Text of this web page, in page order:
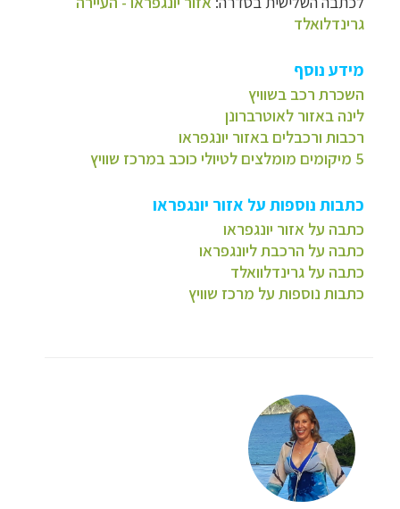
גרינדלואלד
מידע נוסף
השכרת רכב בשוויץ
לינה באזור לאוטרברונן
רכבות ורכבלים באזור יונגפראו
5 מיקומים מומלצים לטיולי כוכב במרכז שוויץ
כתבות נוספות על אזור יונגפראו
כתבה על אזור יונגפראו
כתבה על הרכבת ליונגפראו
כתבה על גרינדלוואלד
כתבות נוספות על מרכז שוויץ